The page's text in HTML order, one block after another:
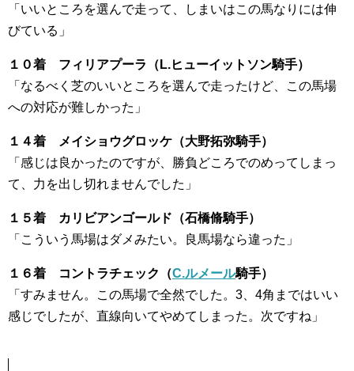
「いいところを選んで走って、しまいはこの馬なりには伸
びている」
１０着 フィリアプーラ（L.ヒューイットソン騎手）
「なるべく芝のいいところを選んで走ったけど、この馬場
への対応が難しかった」
１４着 メイショウグロッケ（大野拓弥騎手）
「感じは良かったのですが、勝負どころでのめってしまっ
て、力を出し切れませんでした」
１５着 カリビアンゴールド（石橋脩騎手）
「こういう馬場はダメみたい。良馬場なら違った」
１６着 コントラチェック（C.ルメール騎手）
「すみません。この馬場で全然でした。3、4角まではいい
感じでしたが、直線向いてやめてしまった。次ですね」